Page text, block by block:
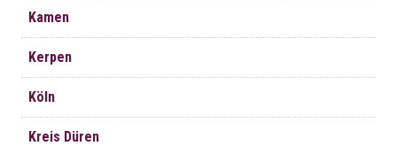
Kamen
Kerpen
Köln
Kreis Düren